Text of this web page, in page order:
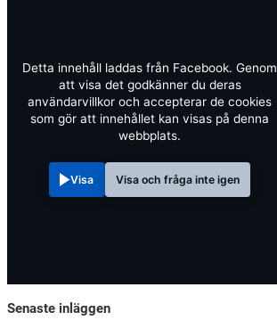
Detta innehåll laddas från Facebook. Genom
att visa det godkänner du deras
användarvillkor och accepterar de cookies
som gör att innehållet kan visas på denna
webbplats.
Visa Visa och fråga inte igen
Senaste inläggen